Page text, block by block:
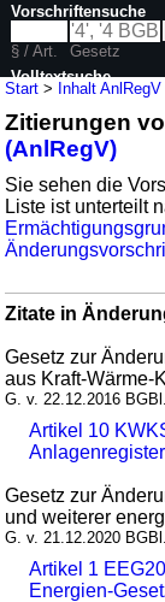
Start > Inhalt AnlRegV
Zitierungen
(AnlRegV)
Sie sehen die
Liste ist unterteilt
Zitate in
Gesetz zur
aus Kraft-Wärme-
G. v. 22.12.2016
Artikel 10
Gesetz zur
und weiterer
G. v. 21.12.2020
Artikel 1
Energien-
Vorschriftensuche
§ / Art.
Gesetz
Volltextsuche
nur in AnlRegV